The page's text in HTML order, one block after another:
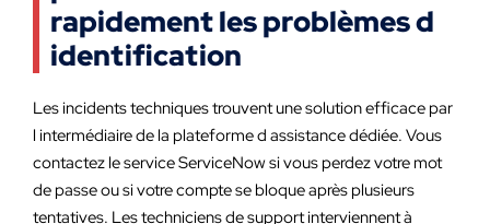
rapidement les problèmes d
identification
Les incidents techniques trouvent une solution efficace par
l intermédiaire de la plateforme d assistance dédiée. Vous
contactez le service ServiceNow si vous perdez votre mot
de passe ou si votre compte se bloque après plusieurs
tentatives. Les techniciens de support interviennent à